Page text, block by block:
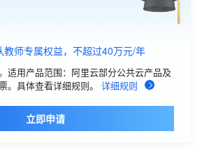
教师专属权益，不超过40万元/年
适用产品范围：阿里云部分公共云产品及
。具体查看详细规则。
详细规则
立即申请